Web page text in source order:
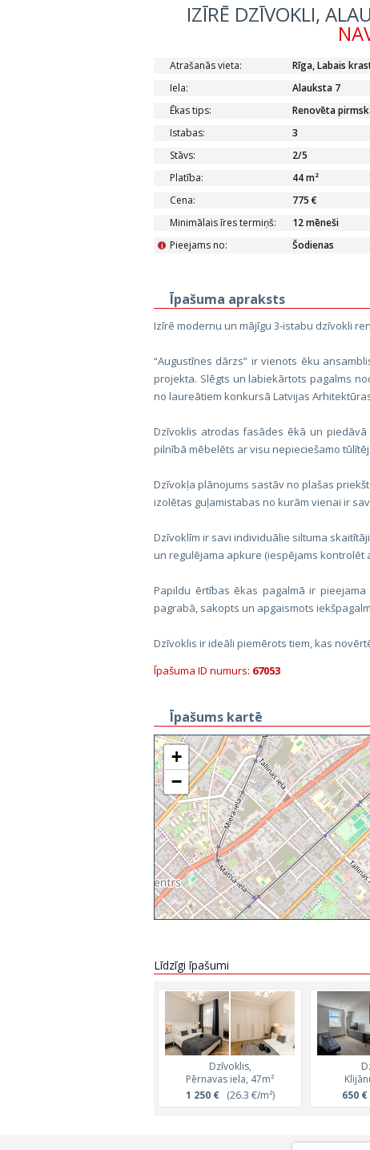
IZĪRĒ DZĪVOKLI,
Atrašanās vieta:
Rīga, Labais
Iela:
Alauksta 7
Ēkas tips:
Renovēta
Istabas:
3
Stāvs:
2/5
Platība:
44 m²
Cena:
775 €
Minimālais īres termiņš:
12 mēneši
Pieejams no:
i Šodienas
Īpašuma apraksts
Izīrē modernu un mājīgu 3-istabu dzīvokli
“Augustīnes dārzs” ir vienots ēku
projekta. Slēgts un labiekārtots pagalms
no laureātiem konkursā Latvijas
Dzīvoklis atrodas fasādes ēkā un
pilnībā mēbelēts ar visu nepieciešamo
Dzīvokļa plānojums sastāv no plašas
izolētas guļamistabas no kurām vienai ir
Dzīvoklīm ir savi individuālie siltuma skaitītāji
un regulējama apkure (iespējams kontrolēt
Papildu ērtības ēkas pagalmā ir
pagrabā, sakopts un apgaismots
Dzīvoklis ir ideāli piemērots tiem, kas
Īpašuma ID numurs: 67053
Īpašums kartē
+
−
Līdzīgi īpašumi
Dzīvoklis,
Pērnavas iela, 47m²
1 250 €(26.3 €/m²)
650 €